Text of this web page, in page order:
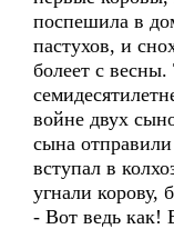
поспешила в
пастухов, и
болеет с
войне двух
сына
вступал в
угнали корову,
- Вот ведь как!